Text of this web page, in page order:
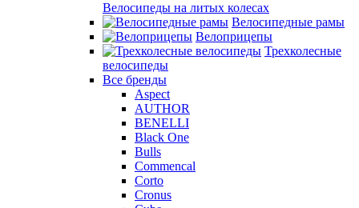
Велосипеды на литых колесах
Велосипедные рамы
Велоприцепы
Трехколесные
велосипеды
Все бренды
Aspect
AUTHOR
BENELLI
Black One
Bulls
Commencal
Corto
Cronus